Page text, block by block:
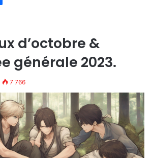
d’octobre &
générale 2023.
7 766